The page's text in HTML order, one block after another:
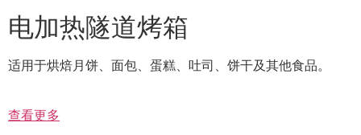
电加热隧道烤箱
适用于烘焙月饼、面包、蛋糕、吐司、饼干及其他食品。
查看更多